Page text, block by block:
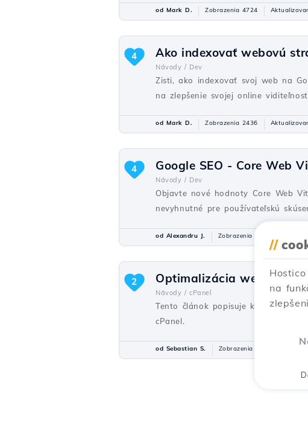
od Mark D. Zobrazenia 4724
Ako indexovať webovú
Návody / Dev
Zisti, ako indexovať svoj web na
na zlepšenie svojej online
4
od Mark D. Zobrazenia 2436
Google SEO - Core Web
Návody / Dev
Objavte nové hodnoty Core Web
nevyhnutné pre používateľskú
4
od Alexandru J. Zobrazenia 1362
Optimalizácia webu z
Návody / cPanel
Tento článok popisuje kroky
cPanel.
2
od Sebastian S. Zobrazenia 1522
//
na